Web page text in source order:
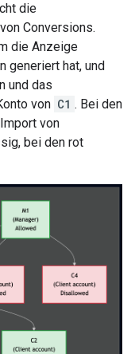
die
Conversions.
die Anzeige
generiert hat, und
und das
von C1 . Bei den
von
bei den rot